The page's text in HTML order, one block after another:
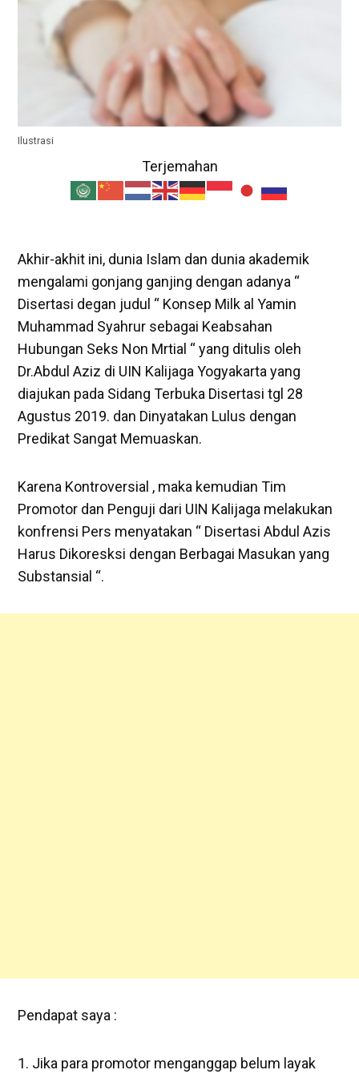
Ilustrasi
Terjemahan
Akhir-akhit ini, dunia Islam dan dunia akademik
mengalami gonjang ganjing dengan adanya “
Disertasi degan judul “ Konsep Milk al Yamin
Muhammad Syahrur sebagai Keabsahan
Hubungan Seks Non Mrtial “ yang ditulis oleh
Dr.Abdul Aziz di UIN Kalijaga Yogyakarta yang
diajukan pada Sidang Terbuka Disertasi tgl 28
Agustus 2019. dan Dinyatakan Lulus dengan
Predikat Sangat Memuaskan.
Karena Kontroversial , maka kemudian Tim
Promotor dan Penguji dari UIN Kalijaga melakukan
konfrensi Pers menyatakan “ Disertasi Abdul Azis
Harus Dikoresksi dengan Berbagai Masukan yang
Substansial “.
Pendapat saya :
Jika para promotor menganggap belum layak